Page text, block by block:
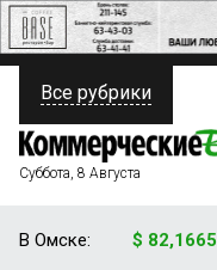
ПОЛИТИКА
ФИНАНСЫ
Все рубрики
Суббота, 8 Августа
В Омске: $ 82,1665